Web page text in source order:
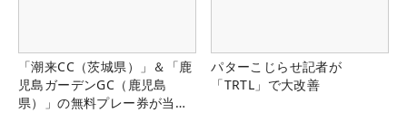
「潮来CC（茨城県）」＆「鹿
児島ガーデンGC（鹿児島
県）」の無料プレー券が当た
パターこじらせ記者が
「TRTL」で大改善